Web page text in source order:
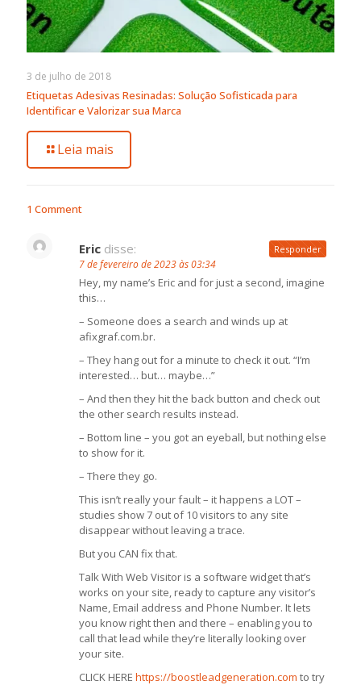
3 de julho de 2018
Etiquetas Adesivas Resinadas: Solução Sofisticada para
Identificar e Valorizar sua Marca
Leia mais
1 Comment
Eric disse:
7 de fevereiro de 2023 às 03:34
Hey, my name’s Eric and for just a second, imagine
this…
– Someone does a search and winds up at
afixgraf.com.br.
– They hang out for a minute to check it out. “I’m
interested… but… maybe…”
– And then they hit the back button and check out
the other search results instead.
– Bottom line – you got an eyeball, but nothing else
to show for it.
– There they go.
This isn’t really your fault – it happens a LOT –
studies show 7 out of 10 visitors to any site
disappear without leaving a trace.
But you CAN fix that.
Talk With Web Visitor is a software widget that’s
works on your site, ready to capture any visitor’s
Name, Email address and Phone Number. It lets
you know right then and there – enabling you to
call that lead while they’re literally looking over
your site.
CLICK HERE https://boostleadgeneration.com to try
Responder